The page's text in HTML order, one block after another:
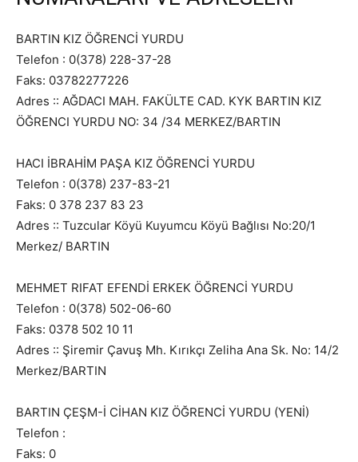
BARTIN KIZ ÖĞRENCİ YURDU
Telefon : 0(378) 228-37-28
Faks: 03782277226
Adres :: AĞDACI MAH. FAKÜLTE CAD. KYK BARTIN KIZ
ÖĞRENCI YURDU NO: 34 /34 MERKEZ/BARTIN
HACI İBRAHİM PAŞA KIZ ÖĞRENCİ YURDU
Telefon : 0(378) 237-83-21
Faks: 0 378 237 83 23
Adres :: Tuzcular Köyü Kuyumcu Köyü Bağlısı No:20/1
Merkez/ BARTIN
MEHMET RIFAT EFENDİ ERKEK ÖĞRENCİ YURDU
Telefon : 0(378) 502-06-60
Faks: 0378 502 10 11
Adres :: Şiremir Çavuş Mh. Kırıkçı Zeliha Ana Sk. No: 14/2
Merkez/BARTIN
BARTIN ÇEŞM-İ CİHAN KIZ ÖĞRENCİ YURDU (YENİ)
Telefon :
Faks: 0